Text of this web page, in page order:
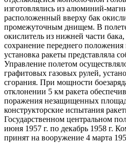
изготовлялись из алюминий-
расположенный вверху бак
промежуточным днищем. В полете
окислитель из нижней части
сохранение переднего положения
установка ракеты представляла
Управление полетом
графитовых газовых рулей,
сгорания. При мощности
отклонении 5 км ракета
поражения незащищенных
конструкторские испытания
Государственном центральном
июня 1957 г. по декабрь 1958 г.
принят на вооружение 4 марта